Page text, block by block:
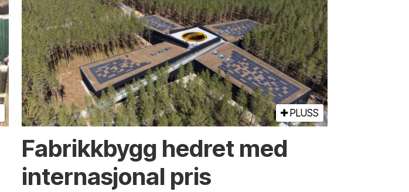
PLUSS
Fabrikkbygg hedret med
internasjonal pris